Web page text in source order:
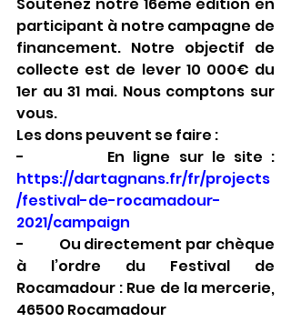
Soutenez notre 16ème édition en
participant à notre campagne de
financement. Notre objectif de
collecte est de lever 10 000€ du
1er au 31 mai. Nous comptons sur
vous.
Les dons peuvent se faire :
https://dartagnans.fr/fr/projects
/festival-de-rocamadour-
2021/campaign
-          Ou directement par chèque
à l’ordre du Festival de
Rocamadour : Rue de la mercerie,
46500 Rocamadour